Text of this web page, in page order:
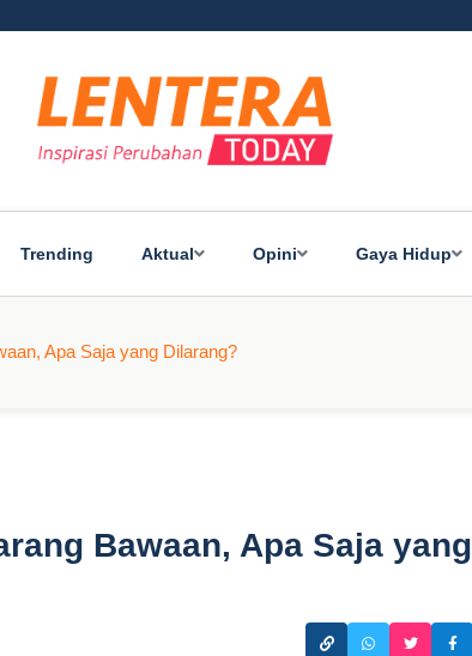
Trending Aktual Opini Gaya Hidup
Apa Saja yang Dilarang?
Bawaan, Apa Saja yang